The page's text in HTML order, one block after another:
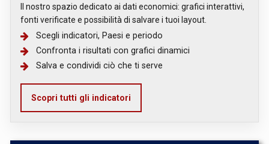
Il nostro spazio dedicato ai dati economici: grafici interattivi,
fonti verificate e possibilità di salvare i tuoi layout.
Scegli indicatori, Paesi e periodo
Confronta i risultati con grafici dinamici
Salva e condividi ciò che ti serve
Scopri tutti gli indicatori